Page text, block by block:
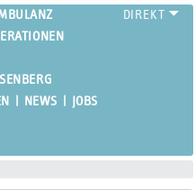
NEWS
JOBS